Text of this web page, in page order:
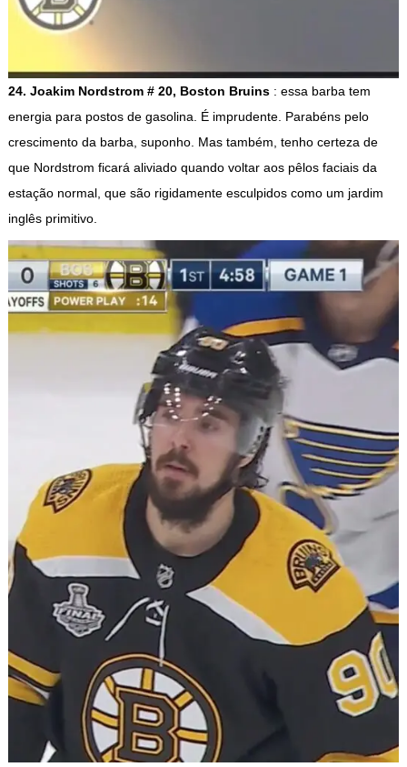
24. Joakim Nordstrom # 20, Boston Bruins: essa barba tem
energia para postos de gasolina. É imprudente. Parabéns pelo
crescimento da barba, suponho. Mas também, tenho certeza de
que Nordstrom ficará aliviado quando voltar aos pêlos faciais da
estação normal, que são rigidamente esculpidos como um jardim
inglês primitivo.